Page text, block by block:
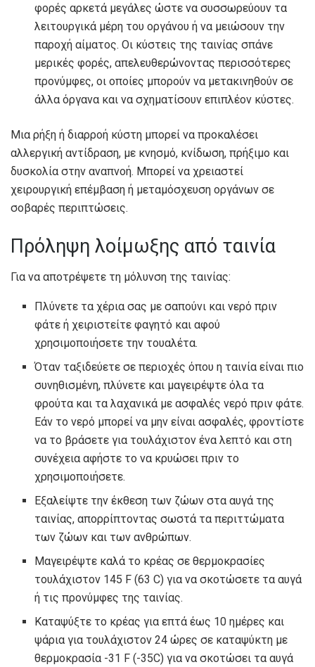
φορές αρκετά μεγάλες ώστε να συσσωρεύουν τα
λειτουργικά μέρη του οργάνου ή να μειώσουν την
παροχή αίματος. Οι κύστεις της ταινίας σπάνε
μερικές φορές, απελευθερώνοντας περισσότερες
προνύμφες, οι οποίες μπορούν να μετακινηθούν σε
άλλα όργανα και να σχηματίσουν επιπλέον κύστες.
Μια ρήξη ή διαρροή κύστη μπορεί να προκαλέσει
αλλεργική αντίδραση, με κνησμό, κνίδωση, πρήξιμο και
δυσκολία στην αναπνοή. Μπορεί να χρειαστεί
χειρουργική επέμβαση ή μεταμόσχευση οργάνων σε
σοβαρές περιπτώσεις.
Πρόληψη λοίμωξης από ταινία
Για να αποτρέψετε τη μόλυνση της ταινίας:
Πλύνετε τα χέρια σας με σαπούνι και νερό πριν
φάτε ή χειριστείτε φαγητό και αφού
χρησιμοποιήσετε την τουαλέτα.
Όταν ταξιδεύετε σε περιοχές όπου η ταινία είναι πιο
συνηθισμένη, πλύνετε και μαγειρέψτε όλα τα
φρούτα και τα λαχανικά με ασφαλές νερό πριν φάτε.
Εάν το νερό μπορεί να μην είναι ασφαλές, φροντίστε
να το βράσετε για τουλάχιστον ένα λεπτό και στη
συνέχεια αφήστε το να κρυώσει πριν το
χρησιμοποιήσετε.
Εξαλείψτε την έκθεση των ζώων στα αυγά της
ταινίας, απορρίπτοντας σωστά τα περιττώματα
των ζώων και των ανθρώπων.
Μαγειρέψτε καλά το κρέας σε θερμοκρασίες
τουλάχιστον 145 F (63 C) για να σκοτώσετε τα αυγά
ή τις προνύμφες της ταινίας.
Καταψύξτε το κρέας για επτά έως 10 ημέρες και
ψάρια για τουλάχιστον 24 ώρες σε καταψύκτη με
θερμοκρασία -31 F (-35C) για να σκοτώσει τα αυγά